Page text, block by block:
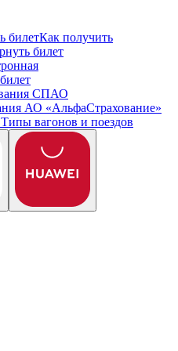
билетКак получить
билет
СПАО
АО «АльфаСтрахование»
Типы вагонов и поездов